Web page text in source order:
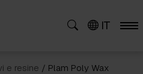
IT
e resine / Plam Poly Wax